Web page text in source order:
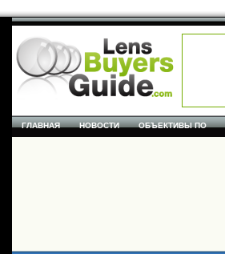
ГЛАВНАЯ НОВОСТИ ОБЪЕКТИВЫ ПО